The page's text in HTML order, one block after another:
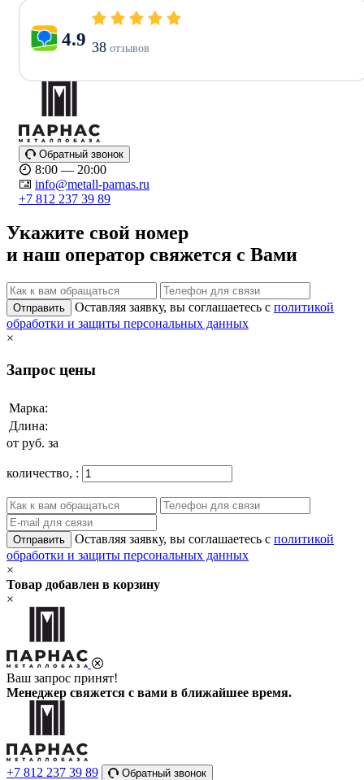
4.9 38 отзывов
Обратный звонок
8:00 — 20:00
info@metall-parnas.ru
+7 812 237 39 89
Укажите свой номер
и наш оператор свяжется с Вами
Отправить Оставляя заявку, вы соглашаетесь с политикой
обработки и защиты персональных данных
×
Запрос цены
Марка:
Длина:
от руб. за
количество, :
Отправить Оставляя заявку, вы соглашаетесь с политикой
обработки и защиты персональных данных
×
Товар добавлен в корзину
×
Ваш запрос принят!
Менеджер свяжется с вами в ближайшее время.
+7 812 237 39 89 Обратный звонок